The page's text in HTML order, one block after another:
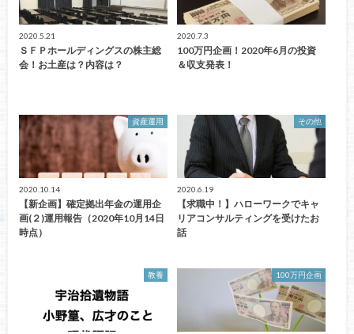
2020.5.21
ＳＦＰホールディングスの株主総
会！お土産は？内容は？
2020.7.3
100万円企画！2020年6月の投資
＆収支発表！
資産運用
2020.10.14
【新企画】確定拠出年金の運用企
画(２)運用報告（2020年10月14日
時点）
その他
2020.6.19
【求職中！】ハローワークでキャ
リアコンサルティングを受けたお
話
教養 100万円企画